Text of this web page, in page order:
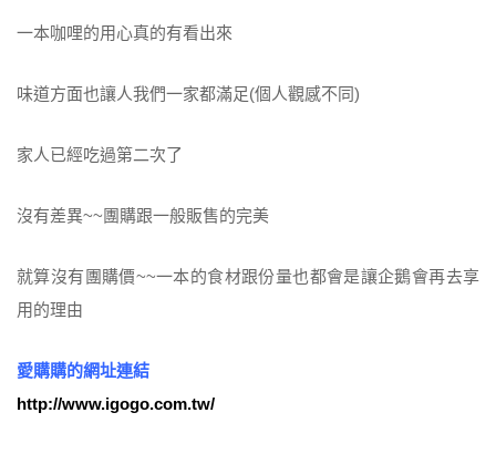
一本咖哩的用心真的有看出來
味道方面也讓人我們一家都滿足(個人觀感不同)
家人已經吃過第二次了
沒有差異~~團購跟一般販售的完美
就算沒有團購價~~一本的食材跟份量也都會是讓企鵝會再去享
用的理由
愛購購的網址連結
http://www.igogo.com.tw/